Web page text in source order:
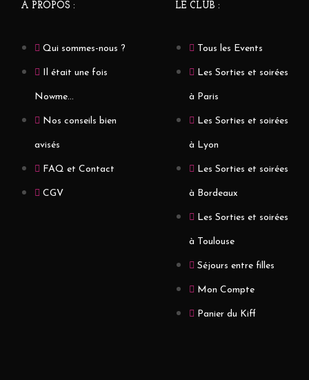
A PROPOS :
Qui sommes-nous ?
Il était une fois
Nowme...
Nos conseils bien
avisés
FAQ et Contact
CGV
LE CLUB :
Tous les Events
Les Sorties et soirées
à Paris
Les Sorties et soirées
à Lyon
Les Sorties et soirées
à Bordeaux
Les Sorties et soirées
à Toulouse
Séjours entre filles
Mon Compte
Panier du Kiff